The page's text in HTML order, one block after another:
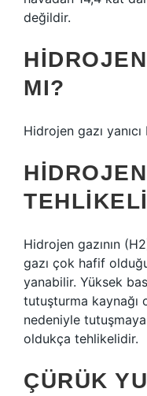
değildir.
MI?
Hidrojen gazı
Hidrojen gazının
gazı çok hafif
yanabilir. Yüksek
tutuşturma kaynağı
nedeniyle
oldukça tehlikelidir.
ÇÜRÜK